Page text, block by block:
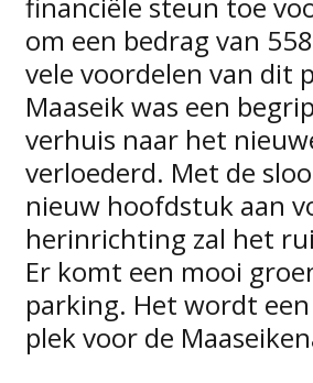
om een bedrag van
vele voordelen van dit
Maaseik was een
verhuis naar het
verloederd. Met de
nieuw hoofdstuk aan
herinrichting zal het
Er komt een mooi
parking. Het wordt
plek voor de